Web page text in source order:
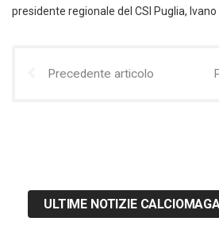
presidente regionale del CSI Puglia, Ivano
Precedente articolo
ULTIME NOTIZIE